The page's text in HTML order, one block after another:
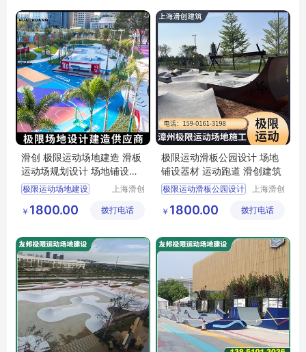
滑创 极限运动场地建造 滑板
运动场规划设计 场地铺设器
材
极限运动场地建设
上海滑创
工程有限
￥ 1800.00 拨打电话
极限运动滑板公园设计 场地
铺设器材 运动跑道 滑创建筑
极限运动滑板公园设计
滑板公园设计
上海滑创
工程有限
￥ 1800.00 拨打电话